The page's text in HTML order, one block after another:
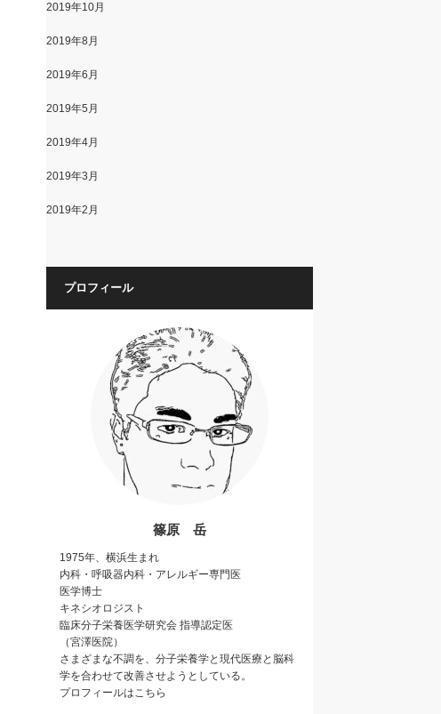
2019年10月
2019年8月
2019年6月
2019年5月
2019年4月
2019年3月
2019年2月
プロフィール
篠原 岳
1975年、横浜生まれ
内科・呼吸器内科・アレルギー専門医
医学博士
キネシオロジスト
臨床分子栄養医学研究会指導認定医
（宮澤医院）
さまざまな不調を、分子栄養学と現代医療と 脳科
学を合わせて改善させようとしている。
プロフィールはこちら